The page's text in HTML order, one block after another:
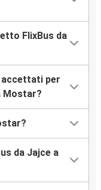
FlixBus da
accettati per
Mostar?
da Jajce a